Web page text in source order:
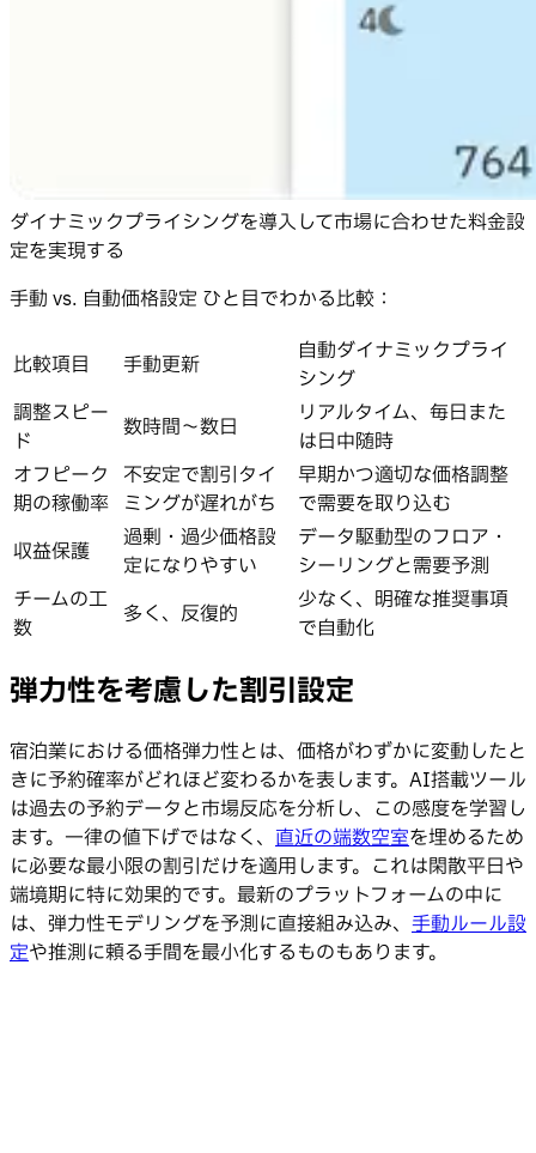
ダイナミックプライシングを導入して市場に合わせた料金設
定を実現する
手動 vs. 自動価格設定 ひと目でわかる比較：
比較項目 手動更新
自動ダイナミックプライ
シング
調整スピー
ド
数時間〜数日
リアルタイム、毎日また
は日中随時
オフピーク
期の稼働率
不安定で割引タイ
ミングが遅れがち
早期かつ適切な価格調整
で需要を取り込む
収益保護
過剰・過少価格設
定になりやすい
データ駆動型のフロア・
シーリングと需要予測
チームの工
数
多く、反復的
少なく、明確な推奨事項
で自動化
弾力性を考慮した割引設定
宿泊業における価格弾力性とは、価格がわずかに変動したと
きに予約確率がどれほど変わるかを表します。AI搭載ツール
は過去の予約データと市場反応を分析し、この感度を学習し
ます。一律の値下げではなく、 直近の端数空室を埋めるため
に必要な最小限の割引だけを適用します。これは閑散平日や
端境期に特に効果的です。最新のプラットフォームの中に
は、弾力性モデリングを予測に直接組み込み、 手動ルール設
定や推測に頼る手間を最小化するものもあります。